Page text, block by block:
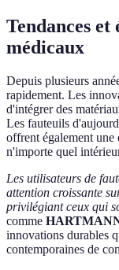
Tendances
médicaux
Depuis plusieurs
rapidement. Les
d'intégrer des
Les fauteuils
offrent également une
n'importe quel
Les utilisateurs de
attention croissante
privilégiant ceux qui
comme
innovations durables
contemporaines de